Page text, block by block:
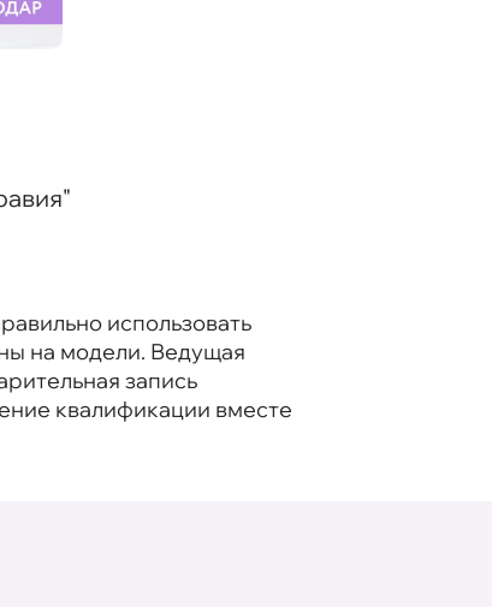
использовать
на модели. Ведущая
запись
квалификации вместе